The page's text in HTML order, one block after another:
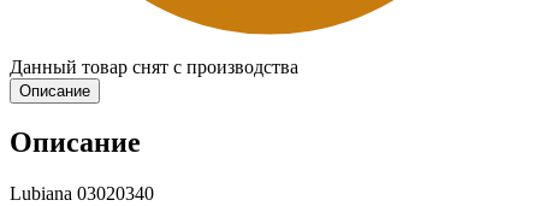
Данный товар снят с производства
Описание
Описание
Lubiana 03020340